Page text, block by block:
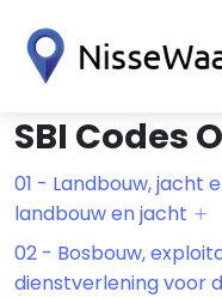
SBI Codes
01 - Landbouw, jacht
landbouw en jacht
02 - Bosbouw,
dienstverlening voor